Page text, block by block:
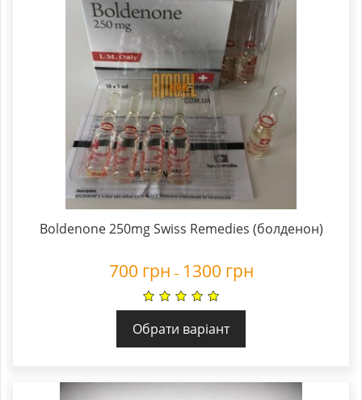
Boldenone 250mg Swiss Remedies (болденон)
700 грн – 1300 грн
Обрати варіант